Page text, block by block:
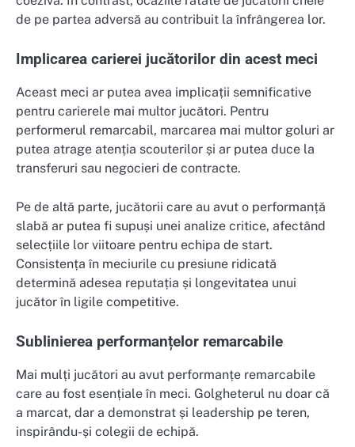
de pe partea adversă au contribuit la înfrângerea lor.
Implicarea carierei jucătorilor din acest meci
Aceast meci ar putea avea implicații semnificative
pentru carierele mai multor jucători. Pentru
performerul remarcabil, marcarea mai multor goluri ar
putea atrage atenția scouterilor și ar putea duce la
transferuri sau negocieri de contracte.
Pe de altă parte, jucătorii care au avut o performanță
slabă ar putea fi supuși unei analize critice, afectând
selecțiile lor viitoare pentru echipa de start.
Consistența în meciurile cu presiune ridicată
determină adesea reputația și longevitatea unui
jucător în ligile competitive.
Sublinierea performanțelor remarcabile
Mai mulți jucători au avut performanțe remarcabile
care au fost esențiale în meci. Golgheterul nu doar că
a marcat, dar a demonstrat și leadership pe teren,
inspirându-și colegii de echipă.